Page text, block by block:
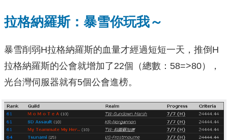
拉格納羅斯：暴雪你玩我～
暴雪削弱H拉格納羅斯的血量才經過短短一天，推倒H
拉格納羅斯的公會就增加了22個（總數：58=>80），
光台灣伺服器就有5個公會進榜。